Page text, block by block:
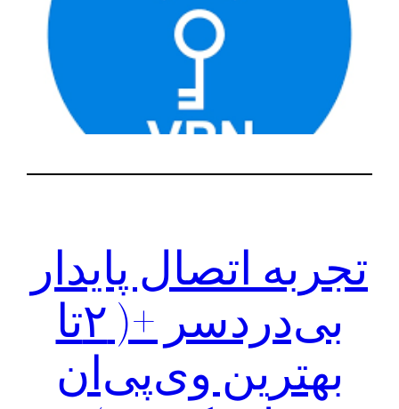
تجربه اتصال پایدار
بی‌دردسر +( ۲تا
بهترین وی‌پی‌ان‌